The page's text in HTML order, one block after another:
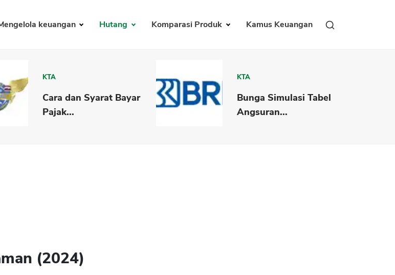
keuangan Hutang Komparasi Produk Kamus Keuangan
KTA
Cara dan Syarat Bayar
Pajak...
KTA
Bunga Simulasi Tabel
Angsuran...
(2024)